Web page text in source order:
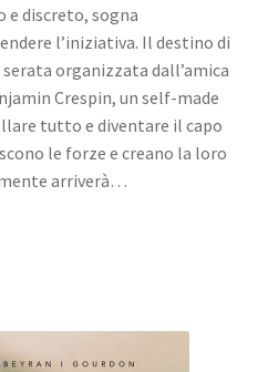
e discreto, sogna
l’iniziativa. Il destino di
organizzata dall’amica
Crespin, un self-made
tutto e diventare il capo
le forze e creano la loro
arriverà…